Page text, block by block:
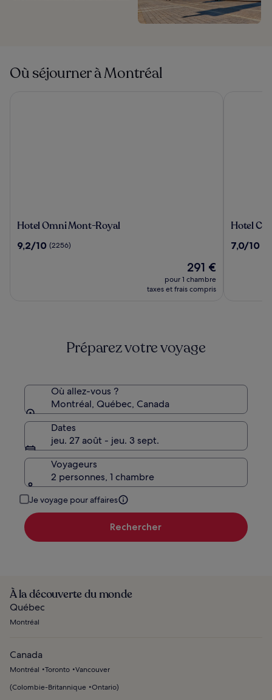
Où séjourner à Montréal
Hotel
Mont-
Hotel Omni Mont-Royal
9.2
9,2/10 (2256)
Le
nouveau
prix
291 €
pour 1 chambre
taxes et frais compris
Hotel
Montreal
Hotel
7.0
7,0/10
Préparez votre voyage
Où allez-vous ?
Montréal, Québec, Canada
Dates
jeu. 27 août - jeu. 3 sept.
Voyageurs
2 personnes, 1 chambre
Je voyage pour affaires
Rechercher
À la découverte du monde
Québec
Montréal
Canada
Montréal Toronto Vancouver
(Colombie-Britannique Ontario)